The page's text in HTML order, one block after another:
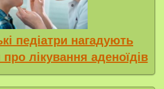
педіатри нагадують
лікування аденоїдів